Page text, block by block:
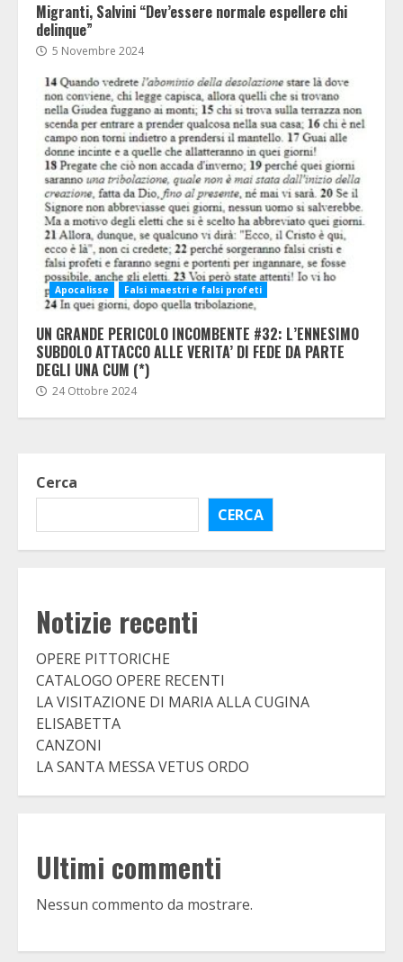
Migranti, Salvini “Dev’essere normale espellere chi
delinque”
5 Novembre 2024
Apocalisse Falsi maestri e falsi profeti
UN GRANDE PERICOLO INCOMBENTE #32: L’ENNESIMO
SUBDOLO ATTACCO ALLE VERITA’ DI FEDE DA PARTE
DEGLI UNA CUM (*)
24 Ottobre 2024
Cerca
CERCA
Notizie recenti
OPERE PITTORICHE
CATALOGO OPERE RECENTI
LA VISITAZIONE DI MARIA ALLA CUGINA
ELISABETTA
CANZONI
LA SANTA MESSA VETUS ORDO
Ultimi commenti
Nessun commento da mostrare.